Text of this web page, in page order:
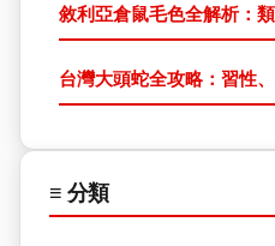
敘利亞倉鼠毛色全解析：
台灣大頭蛇全攻略：習性
≡ 分類